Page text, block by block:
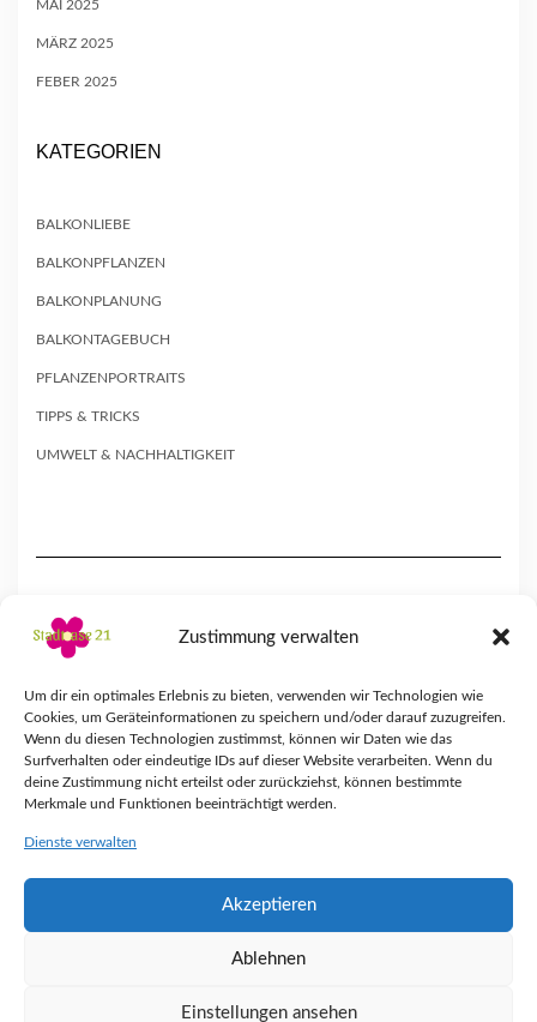
Zustimmung verwalten
Um dir ein optimales Erlebnis zu bieten, verwenden wir Technologien wie
Cookies, um Geräteinformationen zu speichern und/oder darauf zuzugreifen.
Wenn du diesen Technologien zustimmst, können wir Daten wie das
Surfverhalten oder eindeutige IDs auf dieser Website verarbeiten. Wenn du
deine Zustimmung nicht erteilst oder zurückziehst, können bestimmte
Merkmale und Funktionen beeinträchtigt werden.
Dienste verwalten
Akzeptieren
Ablehnen
Einstellungen ansehen
MAI 2025
MÄRZ 2025
FEBER 2025
KATEGORIEN
BALKONLIEBE
BALKONPFLANZEN
BALKONPLANUNG
BALKONTAGEBUCH
PFLANZENPORTRAITS
TIPPS & TRICKS
UMWELT & NACHHALTIGKEIT
DATENSCHUTZERKLÄRUNG
KONTAKT